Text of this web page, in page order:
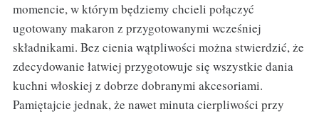
momencie, w którym będziemy chcieli połączyć
ugotowany makaron z przygotowanymi wcześniej
składnikami. Bez cienia wątpliwości można stwierdzić, że
zdecydowanie łatwiej przygotowuje się wszystkie dania
kuchni włoskiej z dobrze dobranymi akcesoriami.
Pamiętajcie jednak, że nawet minuta cierpliwości przy